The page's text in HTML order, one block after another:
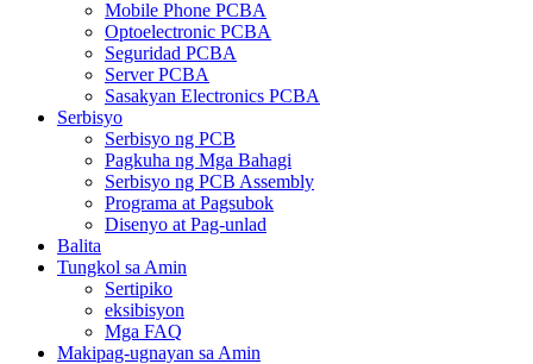
Mobile Phone PCBA
Optoelectronic PCBA
Seguridad PCBA
Server PCBA
Sasakyan Electronics PCBA
Serbisyo
Serbisyo ng PCB
Pagkuha ng Mga Bahagi
Serbisyo ng PCB Assembly
Programa at Pagsubok
Disenyo at Pag-unlad
Balita
Tungkol sa Amin
Sertipiko
eksibisyon
Mga FAQ
Makipag-ugnayan sa Amin